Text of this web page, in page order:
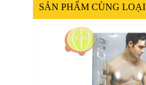
SẢN PHẨM CÙNG LOẠI